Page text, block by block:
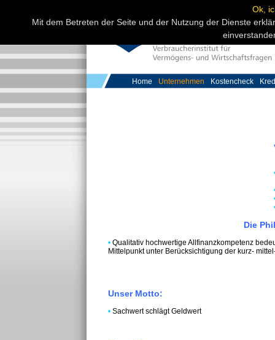
Home Unternehmen Kostencheck
Die
• Qualitativ hochwertige Allfinanzkompetenz
Mittelpunkt unter Berücksichtigung der kurz-
Unser Motto:
•Sachwert schlägt Geldwert
Ok,
Mit dem Betreten der Seite und der Nutzung der Dienste